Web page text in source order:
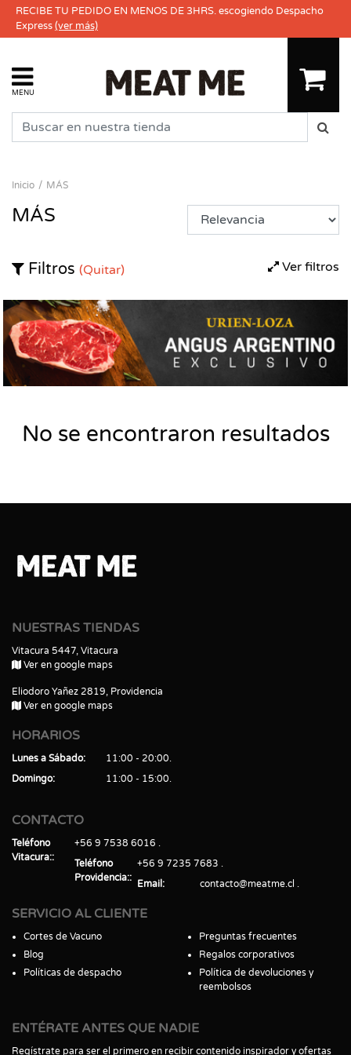
RECIBE TU PEDIDO EN MENOS DE 3HRS. escogiendo Despacho
Express(ver más)
MENU
Inicio MÁS
MÁS
Ver filtros
Filtros (Quitar)
No se encontraron resultados
NUESTRAS TIENDAS
Vitacura 5447, Vitacura
Ver en google maps
Eliodoro Yañez 2819, Providencia
Ver en google maps
HORARIOS
Lunes a Sábado
11:00 - 20:00
Domingo
11:00 - 15:00
CONTACTO
Teléfono
Vitacura:
+56 9 7538 6016
Teléfono
Providencia:
+56 9 7235 7683
Email
contacto@meatme.cl
SERVICIO AL CLIENTE
Cortes de Vacuno
Blog
Políticas de despacho
Preguntas frecuentes
Regalos corporativos
Política de devoluciones y
reembolsos
ENTÉRATE ANTES QUE NADIE
Regístrate para ser el primero en recibir contenido inspirador y ofertas